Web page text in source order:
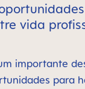
vida
importante
para